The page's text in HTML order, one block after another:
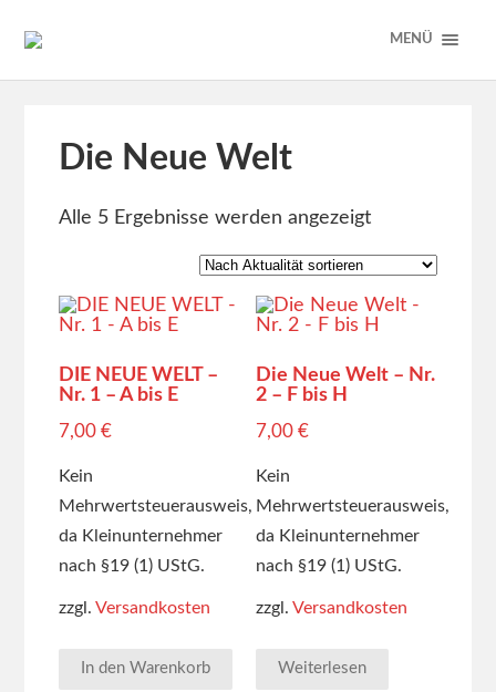
MENÜ
Die Neue Welt
Alle 5 Ergebnisse werden angezeigt
DIE NEUE WELT –
Nr. 1 – A bis E
7,00 €
Kein
Mehrwertsteuerausweis,
da Kleinunternehmer
nach §19 (1) UStG.
zzgl. Versandkosten
In den Warenkorb
Die Neue Welt – Nr.
2 – F bis H
7,00 €
Kein
Mehrwertsteuerausweis,
da Kleinunternehmer
nach §19 (1) UStG.
zzgl. Versandkosten
Weiterlesen